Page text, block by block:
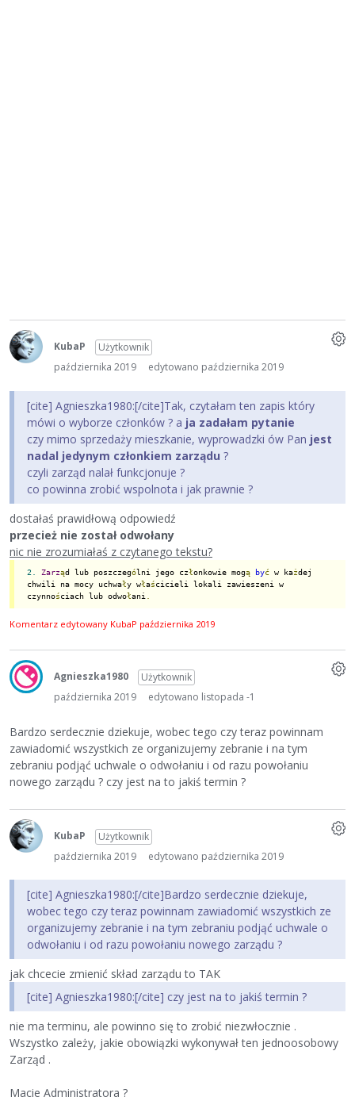
KubaP
Użytkownik
października 2019
edytowano października 2019
[cite] Agnieszka1980:[/cite]Tak, czytałam ten zapis który
mówi o wyborze członków ? a ja zadałam pytanie
czy mimo sprzedaży mieszkanie, wyprowadzki ów Pan jest
nadal jedynym członkiem zarządu ?
czyli zarząd nalał funkcjonuje ?
co powinna zrobić wspolnota i jak prawnie ?
dostałaś prawidłową odpowiedź
przecież nie został odwołany
nic nie zrozumiałaś z czytanego tekstu?
2. Zarząd lub poszczególni jego członkowie mogą być w każdej
chwili na mocy uchwały właścicieli lokali zawieszeni w
czynnościach lub odwołani
Komentarz edytowany KubaP października 2019
Agnieszka1980
Użytkownik
października 2019
edytowano listopada -1
Bardzo serdecznie dziekuje, wobec tego czy teraz powinnam
zawiadomić wszystkich ze organizujemy zebranie i na tym
zebraniu podjąć uchwale o odwołaniu i od razu powołaniu
nowego zarządu ? czy jest na to jakiś termin ?
KubaP
Użytkownik
października 2019
edytowano października 2019
[cite] Agnieszka1980:[/cite]Bardzo serdecznie dziekuje,
wobec tego czy teraz powinnam zawiadomić wszystkich ze
organizujemy zebranie i na tym zebraniu podjąć uchwale o
odwołaniu i od razu powołaniu nowego zarządu ?
jak chcecie zmienić skład zarządu to TAK
[cite] Agnieszka1980:[/cite] czy jest na to jakiś termin ?
nie ma terminu, ale powinno się to zrobić niezwłocznie .
Wszystko zależy, jakie obowiązki wykonywał ten jednoosobowy
Zarząd .
Macie Administratora ?